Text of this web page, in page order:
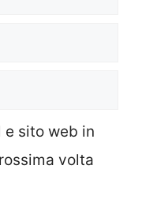
e sito web in
volta